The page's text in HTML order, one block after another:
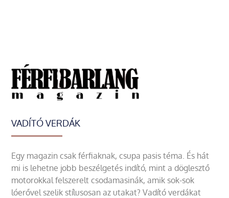
VADÍTÓ VERDÁK
Egy magazin csak férfiaknak, csupa pasis téma. És hát
mi is lehetne jobb beszélgetés indító, mint a döglesztő
motorokkal felszerelt csodamasinák, amik sok-sok
lóerővel szelik stílusosan az utakat? Vadító verdákat